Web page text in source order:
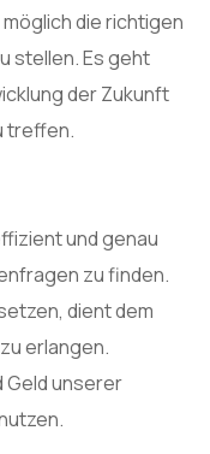
die richtigen
stellen. Es geht
der Zukunft
treffen.
und genau
zu finden.
dient dem
erlangen.
Geld unserer